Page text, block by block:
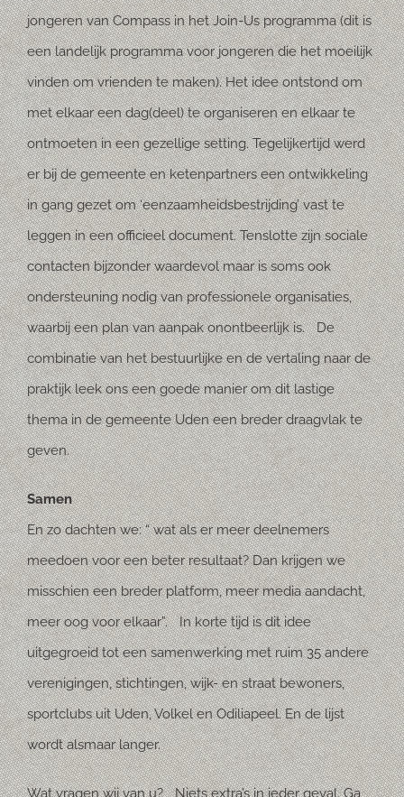
jongeren van Compass in het Join-Us programma (dit is
een landelijk programma voor jongeren die het moeilijk
vinden om vrienden te maken). Het idee ontstond om
met elkaar een dag(deel) te organiseren en elkaar te
ontmoeten in een gezellige setting. Tegelijkertijd werd
er bij de gemeente en ketenpartners een ontwikkeling
in gang gezet om ‘eenzaamheidsbestrijding’ vast te
leggen in een officieel document. Tenslotte zijn sociale
contacten bijzonder waardevol maar is soms ook
ondersteuning nodig van professionele organisaties,
waarbij een plan van aanpak onontbeerlijk is. De
combinatie van het bestuurlijke en de vertaling naar de
praktijk leek ons een goede manier om dit lastige
thema in de gemeente Uden een breder draagvlak te
geven.
Samen
En zo dachten we: “ wat als er meer deelnemers
meedoen voor een beter resultaat? Dan krijgen we
misschien een breder platform, meer media aandacht,
meer oog voor elkaar”. In korte tijd is dit idee
uitgegroeid tot een samenwerking met ruim 35 andere
verenigingen, stichtingen, wijk- en straat bewoners,
sportclubs uit Uden, Volkel en Odiliapeel. En de lijst
wordt alsmaar langer.
Wat vragen wij van u? Niets extra’s in ieder geval. Ga